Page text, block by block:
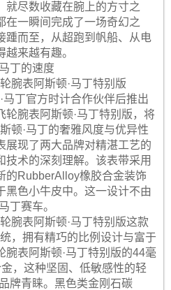
尽数收藏在腕上的方寸之
在一瞬间完成了一场奇幻之
踵而至，从超跑到帆船、从电
来越有趣。
丁的速度
腕表阿斯顿·马丁特别版
马丁官方时计合作伙伴后推出
腕表阿斯顿·马丁特别版，将
顿·马丁的奢雅风度与优异性
展现了两大品牌对精湛工艺的
技术的深刻理解。该表带采用
RubberAlloy橡胶合金装饰
黑色小牛皮中。这一设计不由
丁赛车。
腕表阿斯顿·马丁特别版这款
，拥有精巧的比例设计与富于
腕表阿斯顿·马丁特别版的44毫
，这种坚固、低敏感性的轻
牌青睐。黑色类金刚石碳